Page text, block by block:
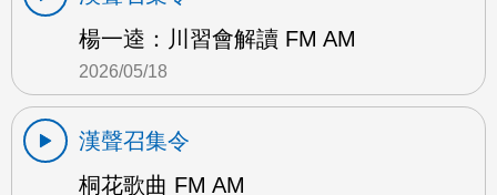
楊一逵：川習會解讀 FM AM
2026/05/18
漢聲召集令
桐花歌曲 FM AM